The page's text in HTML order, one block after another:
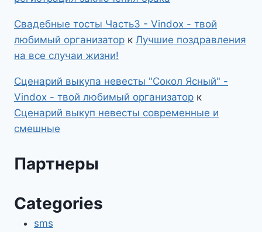
Свадебные тосты Часть3 - Vindox - твой
любимый организатор к Лучшие поздравления
на все случаи жизни!
Сценарий выкупа невесты "Сокол Ясный" -
Vindox - твой любимый организатор к
Сценарий выкуп невесты современные и
смешные
Партнеры
Categories
sms